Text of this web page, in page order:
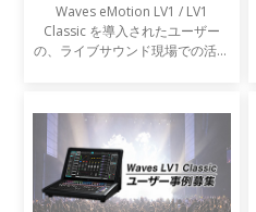
Waves eMotion LV1 / LV1
Classic を導入されたユーザー
の、ライブサウンド現場での活用